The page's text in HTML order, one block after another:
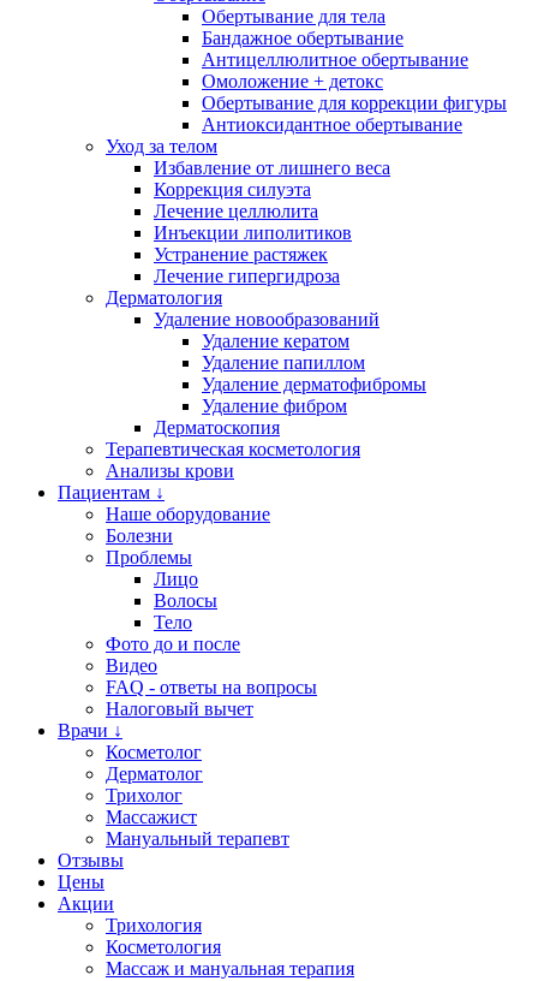
Обертывание для тела
Бандажное обертывание
Антицеллюлитное обертывание
Омоложение + детокс
Обертывание для коррекции фигуры
Антиоксидантное обертывание
Уход за телом
Избавление от лишнего веса
Коррекция силуэта
Лечение целлюлита
Инъекции липолитиков
Устранение растяжек
Лечение гипергидроза
Дерматология
Удаление новообразований
Удаление кератом
Удаление папиллом
Удаление дерматофибромы
Удаление фибром
Дерматоскопия
Терапевтическая косметология
Анализы крови
Пациентам ↓
Наше оборудование
Болезни
Проблемы
Лицо
Волосы
Тело
Фото до и после
Видео
FAQ - ответы на вопросы
Налоговый вычет
Врачи ↓
Косметолог
Дерматолог
Трихолог
Массажист
Мануальный терапевт
Отзывы
Цены
Акции
Трихология
Косметология
Массаж и мануальная терапия